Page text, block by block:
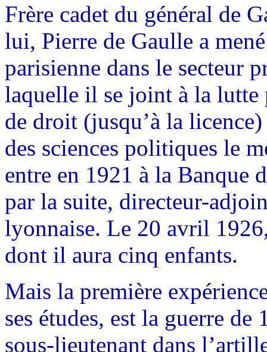
Frère cadet du général de
lui, Pierre de Gaulle a
parisienne dans le secteur
laquelle il se joint à la lutte
de droit (jusqu’à la
des sciences politiques le
entre en 1921 à la Banque
par la suite, directeur-
lyonnaise. Le 20 avril
dont il aura cinq enfants.
Mais la première
ses études, est la guerre
sous-lieutenant dans